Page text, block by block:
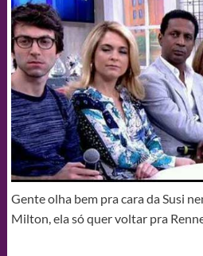
Gente olha bem pra cara da Susi
Milton, ela só quer voltar pra